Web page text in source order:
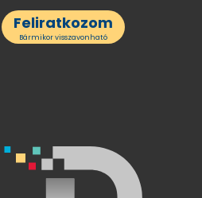
Feliratkozom
Bármikor visszavonható